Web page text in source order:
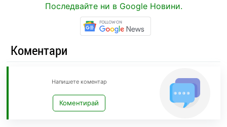
Последвайте ни в Google Новини.
Коментари
Напишете коментар
Коментирай